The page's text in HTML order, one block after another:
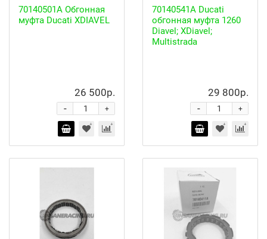
70140501A Обгонная
муфта Ducati XDIAVEL
26 500р.
+
-
70140541A Ducati
обгонная муфта 1260
Diavel; XDiavel;
Multistrada
29 800р.
+
-